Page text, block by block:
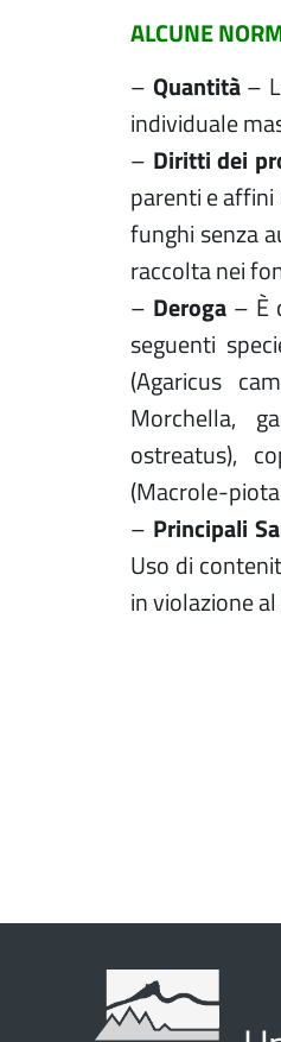
ALCUNE
– Quantità–
individuale
– Diritti dei
parenti e
funghi senza
raccolta nei
– Deroga – È
seguenti
(Agaricus
Morchella,
ostreatus),
(Macrole-
– Principali
Uso di
in violazione